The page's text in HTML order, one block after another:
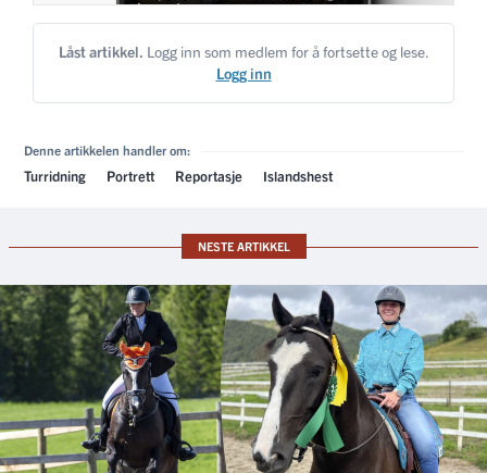
Låst artikkel. Logg inn som medlem for å fortsette og lese.
Logg inn
Denne artikkelen handler om:
Turridning Portrett Reportasje Islandshest
NESTE ARTIKKEL